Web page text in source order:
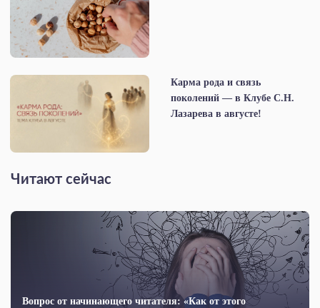
Карма рода и связь
поколений — в Клубе С.Н.
Лазарева в августе!
Читают сейчас
Вопрос от начинающего читателя: «Как от этого